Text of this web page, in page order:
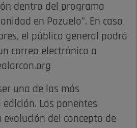
dentro del programa
en Pozuelo”. En caso
el público general podrá
correo electrónico a
una de las más
Los ponentes
del concepto de